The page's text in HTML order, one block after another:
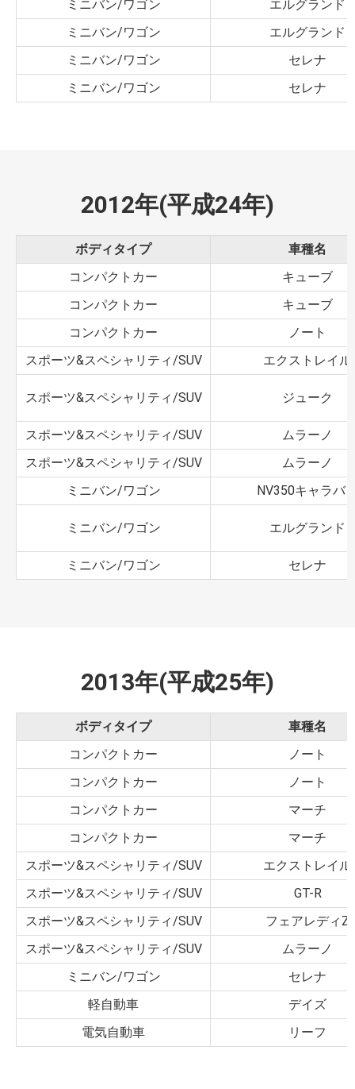
ミニバン/ワゴン
エルグランド
ミニバン/ワゴン
エルグランド
ミニバン/ワゴン
セレナ
ミニバン/ワゴン
セレナ
2012年(平成24年)
ボディタイプ
車種名
コンパクトカー
キューブ
コンパクトカー
キューブ
コンパクトカー
ノート
スポーツ&スペシャリティ/SUV
エクストレイル
スポーツ&スペシャリティ/SUV ジューク
スポーツ&スペシャリティ/SUV
ムラーノ
スポーツ&スペシャリティ/SUV
ムラーノ
ミニバン/ワゴン
NV350キャラバ
ミニバン/ワゴン エルグランド
ミニバン/ワゴン セレナ
2013年(平成25年)
ボディタイプ
車種名
コンパクトカー
ノート
コンパクトカー
ノート
コンパクトカー
マーチ
コンパクトカー
マーチ
スポーツ&スペシャリティ/SUV
エクストレイル
スポーツ&スペシャリティ/SUV
GT-R
スポーツ&スペシャリティ/SUV
フェアレディZ
スポーツ&スペシャリティ/SUV
ムラーノ
ミニバン/ワゴン
セレナ
軽自動車
デイズ
電気自動車
リーフ